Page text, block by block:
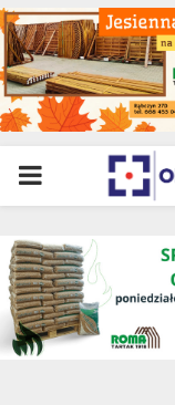
PRIMARY
MENU